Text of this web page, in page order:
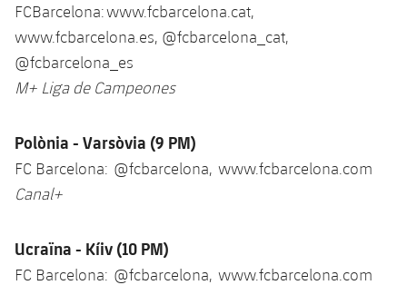
FCBarcelona: www.fcbarcelona.cat,
www.fcbarcelona.es, @fcbarcelona_cat,
@fcbarcelona_es
M+ Liga de Campeones
Polònia - Varsòvia (9 PM)
FC Barcelona: @fcbarcelona, www.fcbarcelona.com
Canal+
Ucraïna - Kíiv (10 PM)
FC Barcelona: @fcbarcelona, www.fcbarcelona.com